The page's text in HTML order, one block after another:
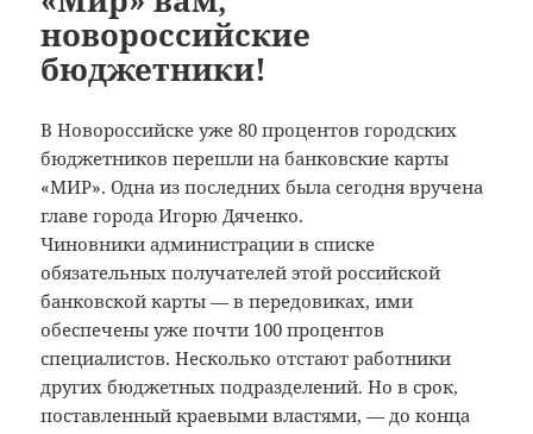
новороссийские
бюджетники!
В Новороссийске уже 80 процентов городских
бюджетников перешли на банковские карты
«МИР». Одна из последних была сегодня вручена
главе города Игорю Дяченко.
Чиновники администрации в списке
обязательных получателей этой российской
банковской карты — в передовиках, ими
обеспечены уже почти 100 процентов
специалистов. Несколько отстают работники
других бюджетных подразделений. Но в срок,
поставленный краевыми властями, — до конца